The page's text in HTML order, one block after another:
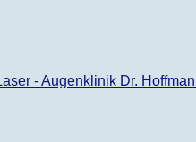
- Augenklinik Dr.